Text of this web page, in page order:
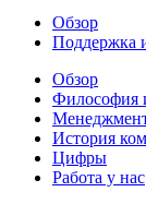
Обзор
Поддержка
Обзор
Философия
История
Цифры
Работа у нас